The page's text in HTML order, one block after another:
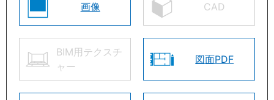
画像 CAD
BIM用テクスチ
ャー
図面PDF